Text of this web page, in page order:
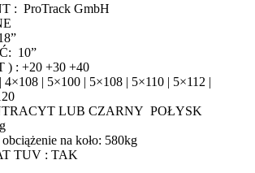
: ProTrack GmbH
10”
) : +20 +30 +40
| 5×100 | 5×108 | 5×110 | 5×112 |
LUB CZARNY POŁYSK
na koło: 580kg
TUV : TAK